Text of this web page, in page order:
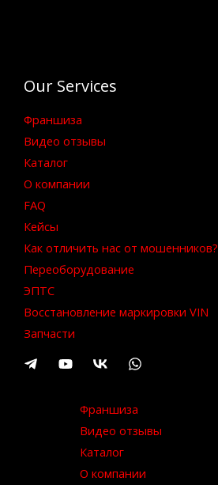
Our Services
Франшиза
Видео отзывы
Каталог
О компании
FAQ
Кейсы
Как отличить нас от мошенников?
Переоборудование
ЭПТС
Восстановление маркировки VIN
Запчасти
Франшиза
Видео отзывы
Каталог
О компании